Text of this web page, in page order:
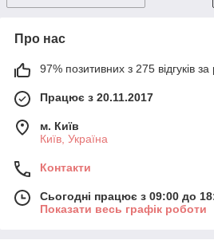
Про нас
97% позитивних з 275 відгуків за
Працює з 20.11.2017
м. Київ
Київ, Україна
Контакти
Сьогодні працює з 09:00 до
Показати весь графік роботи